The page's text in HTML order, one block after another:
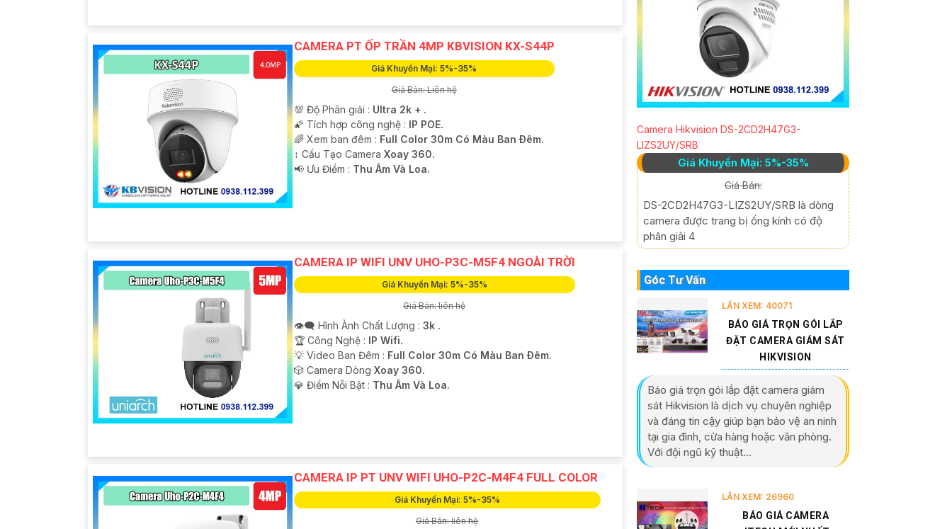
CAMERA PT ỐP TRẦN 4MP KBVISION KX-S44P
Giá Khuyến Mại: 5%-35%
Giá Bán: Liên hệ
💯 Độ Phân giải : Ultra 2k + .
🌠 Tích hợp công nghệ :
IP POE.
🌈 Xem ban đêm : Full Color 30m Có Màu Ban Ðêm.
↕️ Cấu Tạo Camera Xoay 360.
️📢 Ưu Điểm : Thu Âm Và Loa.
CAMERA IP WIFI UNV UHO-P3C-M5F4 NGOÀI TRỜI
Giá Khuyến Mại: 5%-35%
Giá Bán: liên hệ
👁️‍🗨 Hình Ành Chất Lượng : 3k .
🏆 Công Nghệ : IP Wifi.
💡 Video Ban Đêm : Full Color 30m Có Màu Ban Ðêm.
🎲 Camera Dòng Xoay 360.
️💎 Điểm Nỗi Bật : Thu Âm Và Loa.
CAMERA IP PT UNV WIFI UHO-P2C-M4F4 FULL COLOR
Giá Khuyến Mại: 5%-35%
Giá Bán: liên hệ
Camera Hikvision DS-2CD2H47G3-
LIZS2UY/SRB
Giá Khuyến Mại: 5%-35%
Giá Bán:
DS-2CD2H47G3-LIZS2UY/SRB là dòng
camera được trang bị ống kính có độ
phân giải 4
Góc Tư Vấn
LẦN XEM: 40071
BÁO GIÁ TRỌN GÓI LẮP
ĐẶT CAMERA GIÁM SÁT
HIKVISION
Báo giá trọn gói lắp đặt camera giám
sát Hikvision là dịch vụ chuyên nghiệp
và đáng tin cậy giúp bạn bảo vệ an ninh
tại gia đình, cửa hàng hoặc văn phòng.
Với đội ngũ kỹ thuật...
LẦN XEM: 26960
BÁO GIÁ CAMERA